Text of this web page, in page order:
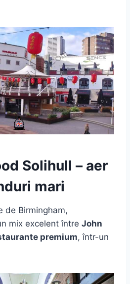
Solihull – aer
mari
de Birmingham,
mix excelent între John
premium, într-un